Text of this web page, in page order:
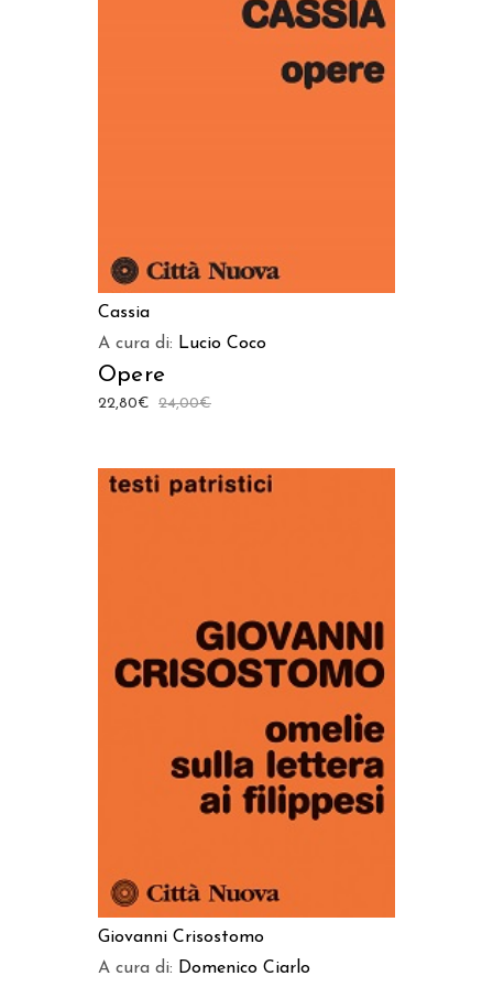
AGGIUNGI AL CARRELLO
Cassia
A cura di: Lucio Coco
Opere
24,00€
22,80€
AGGIUNGI AL CARRELLO
Giovanni Crisostomo
A cura di: Domenico Ciarlo